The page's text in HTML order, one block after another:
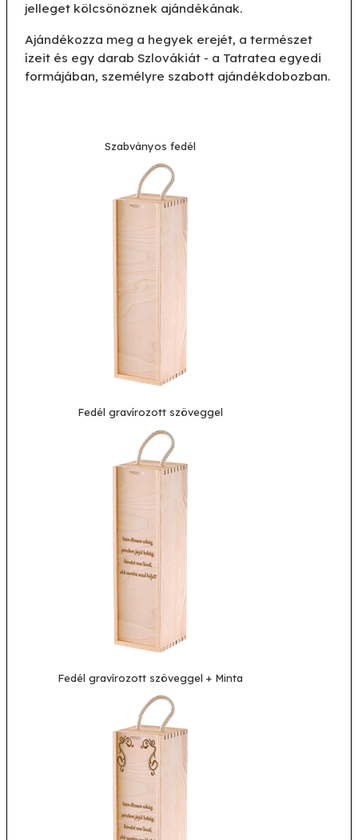
jelleget kölcsönöznek ajándékának.
Ajándékozza meg a hegyek erejét, a természet
ízeit és egy darab Szlovákiát - a Tatratea egyedi
formájában, személyre szabott ajándékdobozban.
Szabványos fedél
Fedél gravírozott szöveggel
Fedél gravírozott szöveggel + Minta